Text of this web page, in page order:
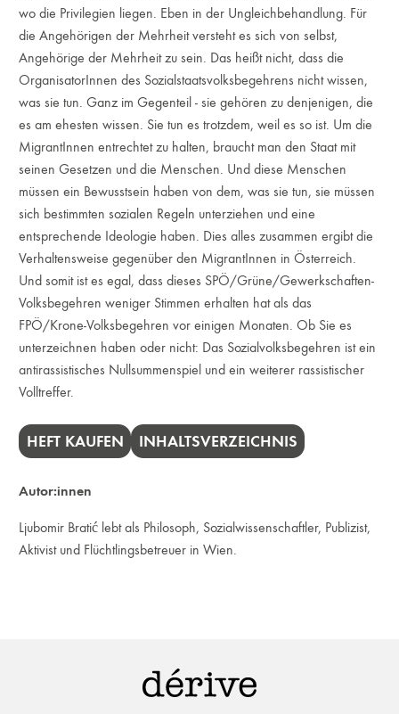
wo die Privilegien liegen. Eben in der Ungleichbehandlung. Für
die Angehörigen der Mehrheit versteht es sich von selbst,
Angehörige der Mehrheit zu sein. Das heißt nicht, dass die
OrganisatorInnen des Sozialstaatsvolksbegehrens nicht wissen,
was sie tun. Ganz im Gegenteil - sie gehören zu denjenigen, die
es am ehesten wissen. Sie tun es trotzdem, weil es so ist. Um die
MigrantInnen entrechtet zu halten, braucht man den Staat mit
seinen Gesetzen und die Menschen. Und diese Menschen
müssen ein Bewusstsein haben von dem, was sie tun, sie müssen
sich bestimmten sozialen Regeln unterziehen und eine
entsprechende Ideologie haben. Dies alles zusammen ergibt die
Verhaltensweise gegenüber den MigrantInnen in Österreich.
Und somit ist es egal, dass dieses SPÖ/Grüne/Gewerkschaften-
Volksbegehren weniger Stimmen erhalten hat als das
FPÖ/Krone-Volksbegehren vor einigen Monaten. Ob Sie es
unterzeichnen haben oder nicht: Das Sozialvolksbegehren ist ein
antirassistisches Nullsummenspiel und ein weiterer rassistischer
Volltreffer.
HEFT KAUFEN INHALTSVERZEICHNIS
Autor:innen
Ljubomir Bratić lebt als Philosoph, Sozialwissenschaftler, Publizist,
Aktivist und Flüchtlingsbetreuer in Wien.